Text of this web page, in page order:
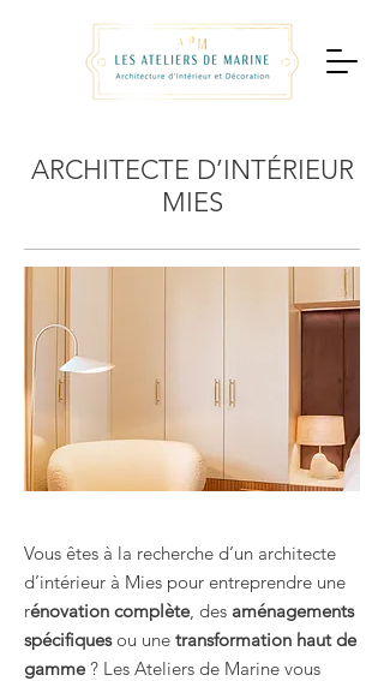
ARCHITECTE D’INTÉRIEUR
MIES
Vous êtes à la recherche d’un architecte
d’intérieur à Mies pour entreprendre une
rénovation complète, des aménagements
spécifiquesou une transformation haut de
gamme? Les Ateliers de Marine vous